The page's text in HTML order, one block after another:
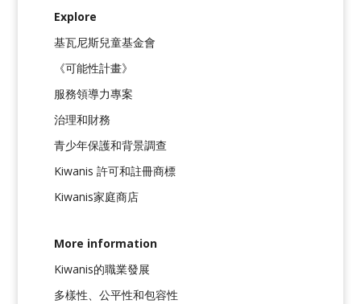
Explore
基瓦尼斯兒童基金會
《可能性計畫》
服務領導力專案
治理和財務
青少年保護和背景調查
Kiwanis 許可和註冊商標
Kiwanis家庭商店
More information
Kiwanis的職業發展
多樣性、公平性和包容性